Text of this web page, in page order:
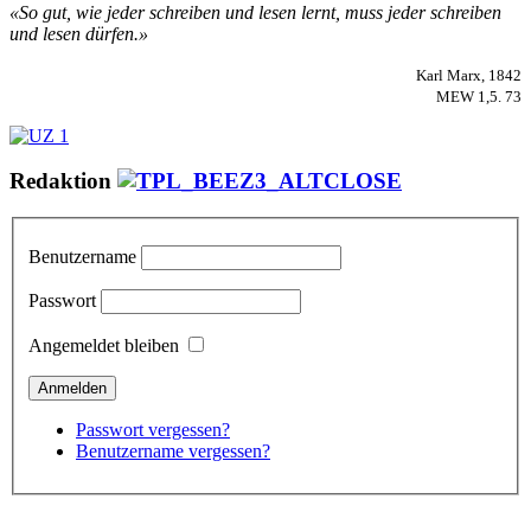
«So gut, wie jeder schreiben und lesen lernt, muss jeder schreiben
und lesen dürfen.»
Karl Marx, 1842
MEW 1,5. 73
Redaktion
Benutzername
Passwort
Angemeldet bleiben
Passwort vergessen?
Benutzername vergessen?